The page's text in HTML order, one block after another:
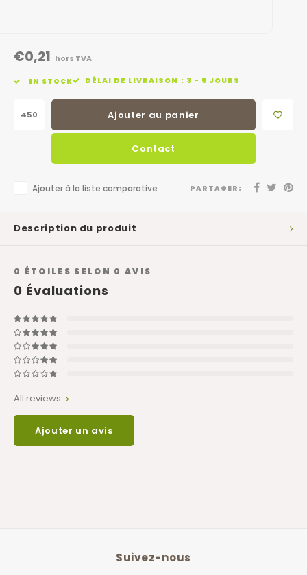
€0,21 hors TVA
EN STOCK DÉLAI DE LIVRAISON : 3 - 5 JOURS
Ajouter au panier
Contact
Ajouter à la liste comparative PARTAGER:
Description du produit
0 ÉTOILES SELON 0 AVIS
0 Évaluations
All reviews
Ajouter un avis
Suivez-nous